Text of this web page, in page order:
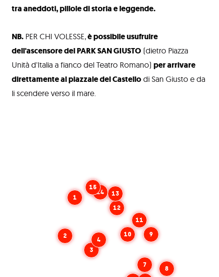
tra aneddoti, pillole di storia e leggende.
NB. PER CHI VOLESSE,è possibile usufruire
dell'ascensore del PARK SAN GIUSTO (dietro Piazza
Unità d'Italia a fianco del Teatro Romano) per arrivare
direttamente al piazzale del Castello di San Giusto e da
li scendere verso il mare.
1
2
3
4
7
8
9
10
11
12
13
14
15